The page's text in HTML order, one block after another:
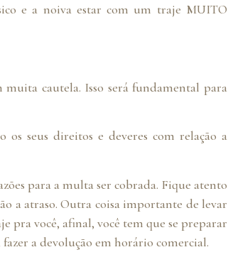
e a noiva estar com um traje MUITO
cautela. Isso será fundamental para
seus direitos e deveres com relação a
para a multa ser cobrada. Fique atento
a atraso. Outra coisa importante de levar
pra você, afinal, você tem que se preparar
a devolução em horário comercial.